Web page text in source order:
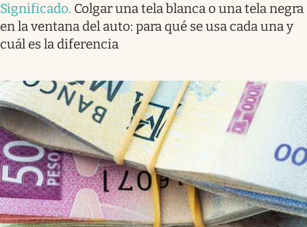
Significado. Colgar una tela blanca o una tela negra
en la ventana del auto: para qué se usa cada una y
cuál es la diferencia